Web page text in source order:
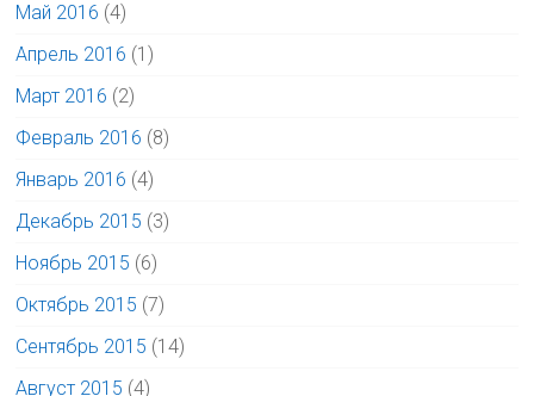
Май 2016 (4)
Апрель 2016 (1)
Март 2016 (2)
Февраль 2016 (8)
Январь 2016 (4)
Декабрь 2015 (3)
Ноябрь 2015 (6)
Октябрь 2015 (7)
Сентябрь 2015 (14)
Август 2015 (4)